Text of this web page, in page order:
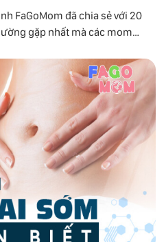
FaGoMom đã chia sẻ với 20
gặp nhất mà các mom